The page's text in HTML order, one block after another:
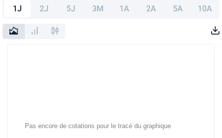
1J 2J 5J 3M 1A 2A 5A 10A